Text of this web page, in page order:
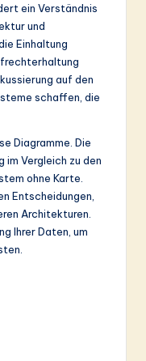
ein Verständnis
und
Einhaltung
auf den
schaffen, die
Diagramme. Die
im Vergleich zu den
ohne Karte.
Entscheidungen,
Architekturen.
Ihrer Daten, um